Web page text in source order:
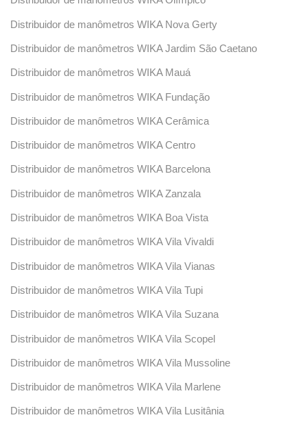
Distribuidor de manômetros WIKA Nova Gerty
Distribuidor de manômetros WIKA Jardim São Caetano
Distribuidor de manômetros WIKA Mauá
Distribuidor de manômetros WIKA Fundação
Distribuidor de manômetros WIKA Cerâmica
Distribuidor de manômetros WIKA Centro
Distribuidor de manômetros WIKA Barcelona
Distribuidor de manômetros WIKA Zanzala
Distribuidor de manômetros WIKA Boa Vista
Distribuidor de manômetros WIKA Vila Vivaldi
Distribuidor de manômetros WIKA Vila Vianas
Distribuidor de manômetros WIKA Vila Tupi
Distribuidor de manômetros WIKA Vila Suzana
Distribuidor de manômetros WIKA Vila Scopel
Distribuidor de manômetros WIKA Vila Mussoline
Distribuidor de manômetros WIKA Vila Marlene
Distribuidor de manômetros WIKA Vila Lusitânia